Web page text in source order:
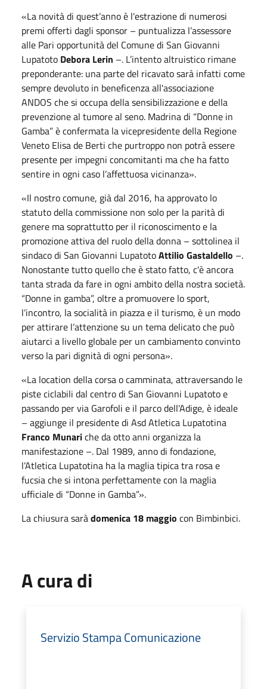
«La novità di quest’anno è l'estrazione di numerosi
premi offerti dagli sponsor – puntualizza l’assessore
alle Pari opportunità del Comune di San Giovanni
Lupatoto Debora Lerin –. L’intento altruistico rimane
preponderante: una parte del ricavato sarà infatti come
sempre devoluto in beneficenza all'associazione
ANDOS che si occupa della sensibilizzazione e della
prevenzione al tumore al seno. Madrina di “Donne in
Gamba” è confermata la vicepresidente della Regione
Veneto Elisa de Berti che purtroppo non potrà essere
presente per impegni concomitanti ma che ha fatto
sentire in ogni caso l’affettuosa vicinanza».
«Il nostro comune, già dal 2016, ha approvato lo
statuto della commissione non solo per la parità di
genere ma soprattutto per il riconoscimento e la
promozione attiva del ruolo della donna – sottolinea il
sindaco di San Giovanni LupatotoAttilio Gastaldello –.
Nonostante tutto quello che è stato fatto, c'è ancora
tanta strada da fare in ogni ambito della nostra società.
“Donne in gamba”, oltre a promuovere lo sport,
l’incontro, la socialità in piazza e il turismo, è un modo
per attirare l’attenzione su un tema delicato che può
aiutarci a livello globale per un cambiamento convinto
verso la pari dignità di ogni persona».
«La location della corsa o camminata, attraversando le
piste ciclabili dal centro di San Giovanni Lupatoto e
passando per via Garofoli e il parco dell'Adige, è ideale
– aggiunge il presidente di Asd Atletica Lupatotina
Franco Munariche da otto anni organizza la
manifestazione –. Dal 1989, anno di fondazione,
l’Atletica Lupatotina ha la maglia tipica tra rosa e
fucsia che si intona perfettamente con la maglia
ufficiale di “Donne in Gamba”».
La chiusura saràdomenica 18 maggio con Bimbinbici.
A cura di
Servizio Stampa Comunicazione